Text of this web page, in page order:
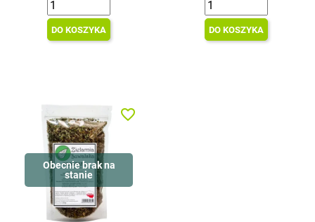
DO KOSZYKA DO KOSZYKA
Obecnie brak na
stanie
favorite_border